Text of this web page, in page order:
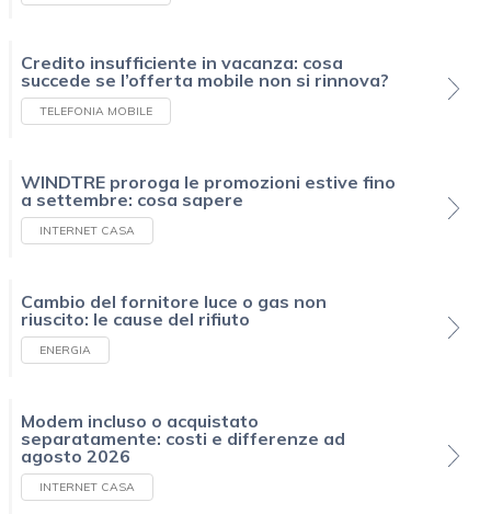
Credito insufficiente in vacanza: cosa
succede se l’offerta mobile non si rinnova?
TELEFONIA MOBILE
WINDTRE proroga le promozioni estive fino
a settembre: cosa sapere
INTERNET CASA
Cambio del fornitore luce o gas non
riuscito: le cause del rifiuto
ENERGIA
Modem incluso o acquistato
separatamente: costi e differenze ad
agosto 2026
INTERNET CASA